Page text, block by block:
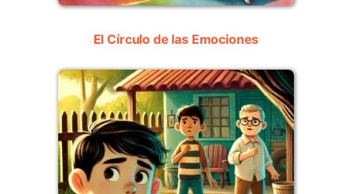
El Círculo de las Emociones